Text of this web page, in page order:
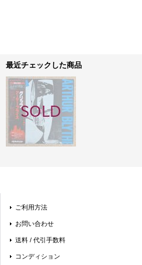
最近チェックした商品
ご利用方法
お問い合わせ
送料 / 代引手数料
コンディション